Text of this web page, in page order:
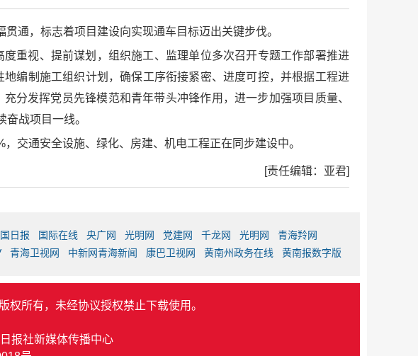
通，标志着项目建设向实现通车目标迈出关键步伐。
重视、提前谋划，组织施工、监理单位多次召开专题工作部署推进
编制施工组织计划，确保工序衔接紧密、进度可控，并根据工程进
分发挥党员先锋模范和青年带头冲锋作用，进一步加强项目质量、
战项目一线。
交通安全设施、绿化、房建、机电工程正在同步建设中。
[责任编辑：亚君]
日报 国际在线 央广网 光明网 党建网 千龙网 光明网
青海羚网
青海卫视网 中新网青海新闻 康巴卫视网 黄南州政务在线 黄南报数字版
所有，未经协议授权禁止下载使用。
报社新媒体传播中心